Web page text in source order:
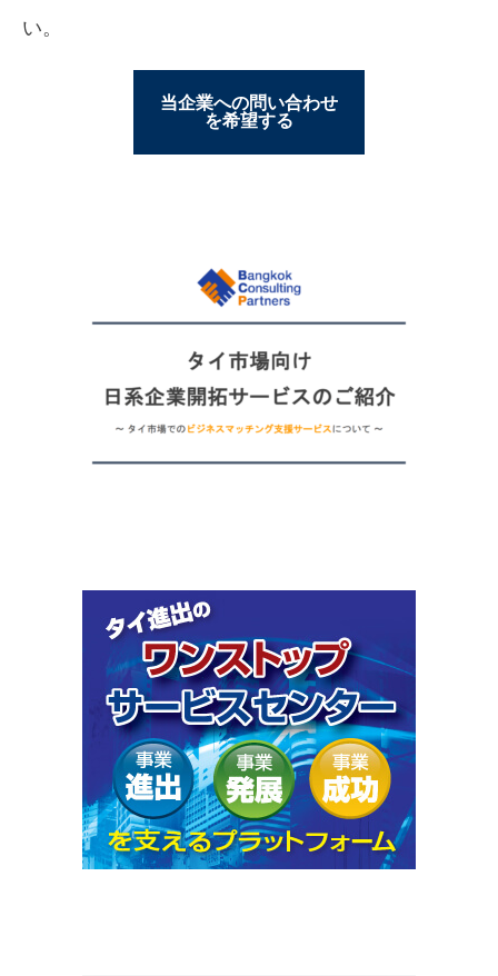
い。
当企業への問い合わせ
を希望する